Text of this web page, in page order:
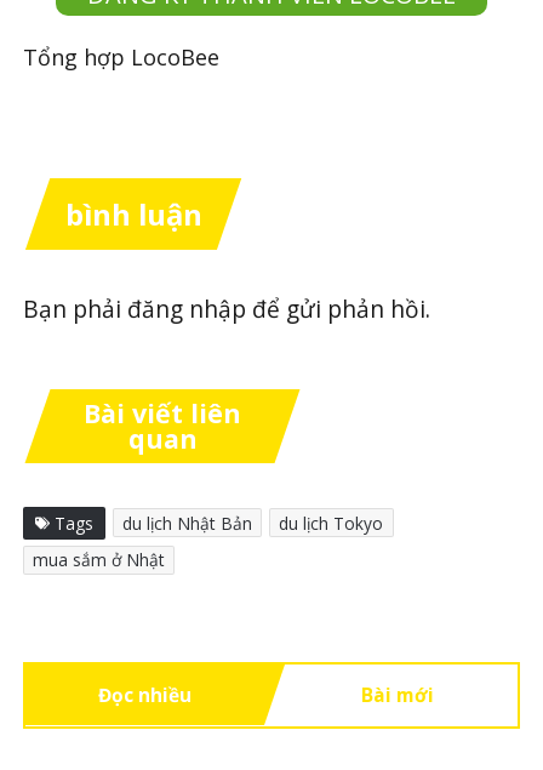
Tổng hợp LocoBee
bình luận
Bạn phải đăng nhập để gửi phản hồi.
Bài viết liên
quan
Tags du lịch Nhật Bản
du lịch Tokyo
mua sắm ở Nhật
Đọc nhiều Bài mới